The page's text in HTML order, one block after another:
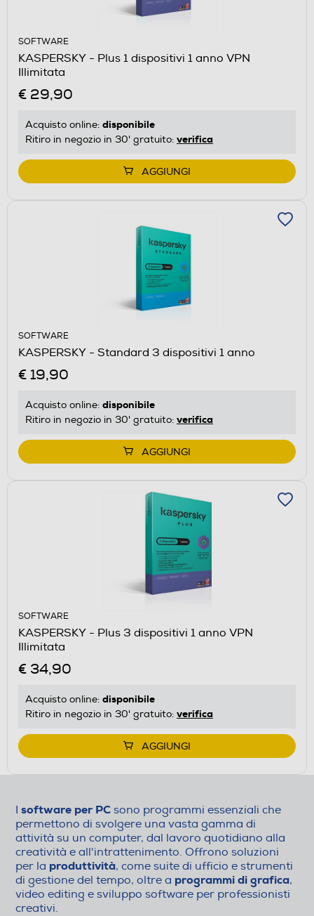
SOFTWARE
KASPERSKY - Plus 1 dispositivi 1 anno VPN
Illimitata
€ 29,90
Acquisto online: disponibile
Ritiro in negozio in 30' gratuito: verifica
AGGIUNGI
SOFTWARE
KASPERSKY - Standard 3 dispositivi 1 anno
€ 19,90
Acquisto online: disponibile
Ritiro in negozio in 30' gratuito: verifica
AGGIUNGI
SOFTWARE
KASPERSKY - Plus 3 dispositivi 1 anno VPN
Illimitata
€ 34,90
Acquisto online: disponibile
Ritiro in negozio in 30' gratuito: verifica
AGGIUNGI
I software per PC sono programmi essenziali che
permettono di svolgere una vasta gamma di
attività su un computer, dal lavoro quotidiano alla
creatività e all'intrattenimento. Offrono soluzioni
per la produttività, come suite di ufficio e strumenti
di gestione del tempo, oltre a programmi di grafica,
video editing e sviluppo software per professionisti
creativi.